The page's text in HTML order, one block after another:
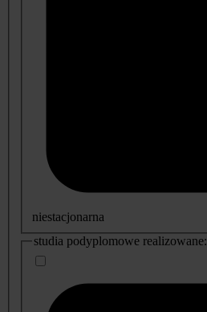
niestacjonarna
studia podyplomowe realizowane: